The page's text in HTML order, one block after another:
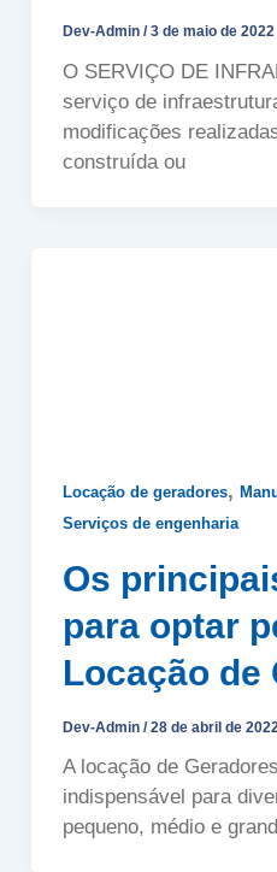
Dev-Admin /3 de maio de 2022
O SERVIÇO DE
serviço de
modificações
construída ou
Locação de geradores,
Serviços de engenharia
Os
para optar
Locação de
Dev-Admin /28 de abril de 2022
A locação de
indispensável para
pequeno, médio e